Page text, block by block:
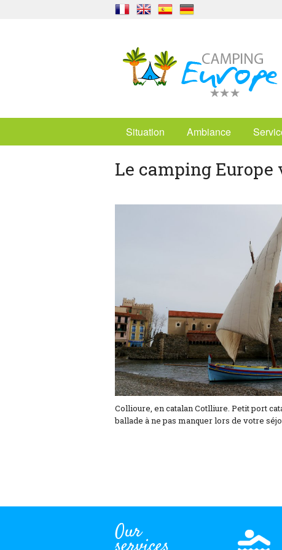
Situation Ambiance
Le camping Europe
Collioure, en catalan Cotlliure. Petit port
ballade à ne pas manquer lors de votre
Our